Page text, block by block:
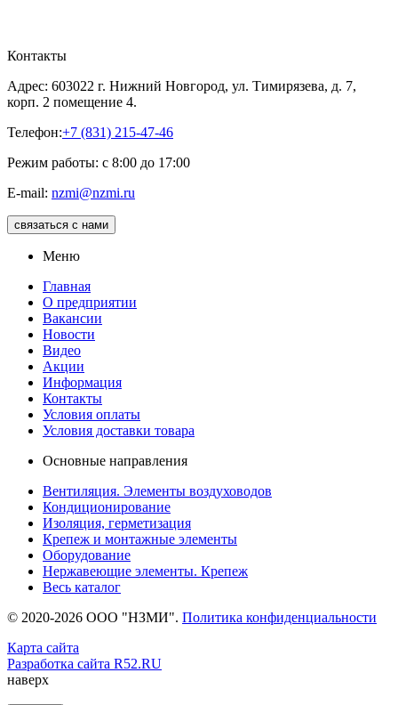
Контакты
Адрес: 603022 г. Нижний Новгород, ул. Тимирязева, д. 7,
корп. 2 помещение 4.
Телефон:+7 (831) 215-47-46
Режим работы: с 8:00 до 17:00
E-mail: nzmi@nzmi.ru
связаться с нами
Меню
Главная
О предприятии
Вакансии
Новости
Видео
Акции
Информация
Контакты
Условия оплаты
Условия доставки товара
Основные направления
Вентиляция. Элементы воздуховодов
Кондиционирование
Изоляция, герметизация
Крепеж и монтажные элементы
Оборудование
Нержавеющие элементы. Крепеж
Весь каталог
© 2020-2026 ООО "НЗМИ". Политика конфиденциальности
Карта сайта
Разработка сайта R52.RU
наверх